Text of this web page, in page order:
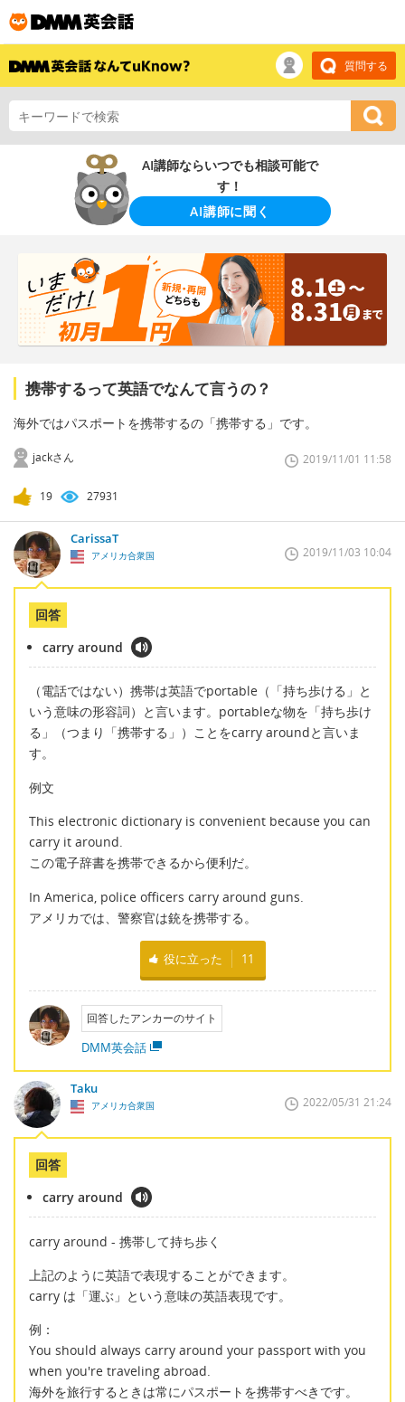
質問する
AI講師ならいつでも相談可能で
す！
AI講師に聞く
携帯するって英語でなんて言うの？
海外ではパスポートを携帯するの「携帯する」です。
jackさん 2019/11/01 11:58
19 27931
CarissaT
アメリカ合衆国 2019/11/03 10:04
回答
carry around
（電話ではない）携帯は英語でportable（「持ち歩ける」と
いう意味の形容詞）と言います。portableな物を「持ち歩け
る」（つまり「携帯する」）ことをcarry aroundと言いま
す。
例文
This electronic dictionary is convenient because you can
carry it around.
この電子辞書を携帯できるから便利だ。
In America, police officers carry around guns.
アメリカでは、警察官は銃を携帯する。
役に立った 11
回答したアンカーのサイト
DMM英会話
Taku
アメリカ合衆国 2022/05/31 21:24
回答
carry around
carry around - 携帯して持ち歩く
上記のように英語で表現することができます。
carry は「運ぶ」という意味の英語表現です。
例：
You should always carry around your passport with you
when you're traveling abroad.
海外を旅行するときは常にパスポートを携帯すべきです。